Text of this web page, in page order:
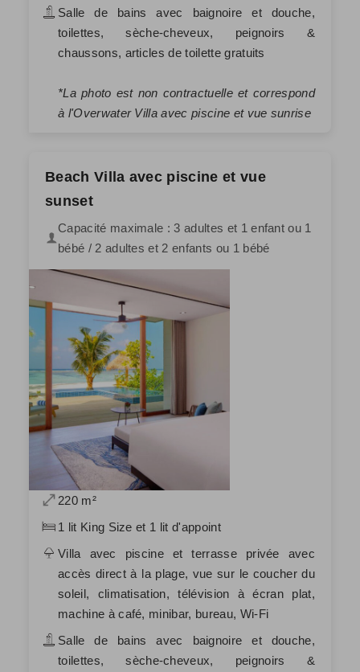
Salle de bains avec baignoire et douche,
toilettes, sèche-cheveux, peignoirs &
chaussons, articles de toilette gratuits
*La photo est non contractuelle et correspond
à l'Overwater Villa avec piscine et vue sunrise
Beach Villa avec piscine et vue
sunset
Capacité maximale : 3 adultes et 1 enfant ou 1
bébé / 2 adultes et 2 enfants ou 1 bébé
220 m²
1 lit King Size et 1 lit d'appoint
Villa avec piscine et terrasse privée avec
accès direct à la plage, vue sur le coucher du
soleil, climatisation, télévision à écran plat,
machine à café, minibar, bureau, Wi-Fi
Salle de bains avec baignoire et douche,
toilettes, sèche-cheveux, peignoirs &